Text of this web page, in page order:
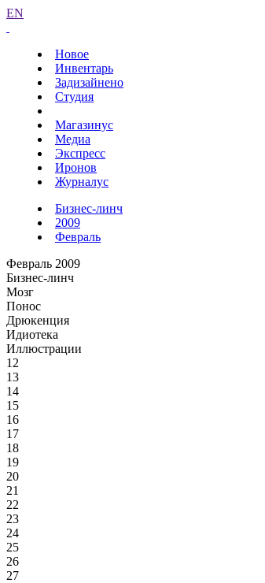
EN
Новое
Инвентарь
Задизайнено
Студия
Магазинус
Медиа
Экспресс
Иронов
Журналус
Бизнес-линч
2009
Февраль
Февраль 2009
Бизнес-линч
Мозг
Понос
Дрюкенция
Идиотека
Иллюстрации
12
13
14
15
16
17
18
19
20
21
22
23
24
25
26
27